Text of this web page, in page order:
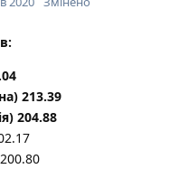
213.39
204.88